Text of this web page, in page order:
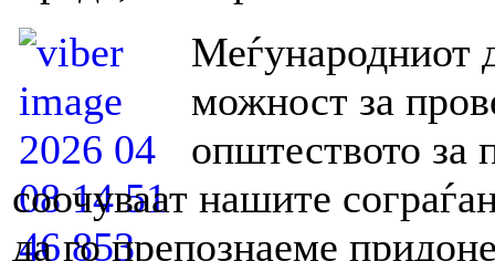
Меѓународниот
можност за
општеството за
соочуваат нашите
да го препознаеме